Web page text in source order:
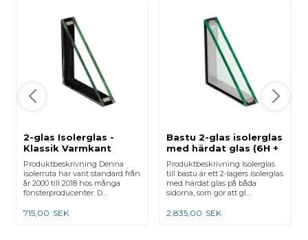
2-glas Isolerglas -
Klassik Varmkant
Produktbeskrivning Denna
isolerruta har varit standard från
år 2000 till 2018 hos många
fönsterproducenter. D...
715,00 SEK
Bastu 2-glas isolerglas
med härdat glas (6H +
6H)
Produktbeskrivning Isolerglas
till bastu är ett 2-lagers isolerglas
med härdat glas på båda
sidorna, som gör att gl...
2.835,00 SEK